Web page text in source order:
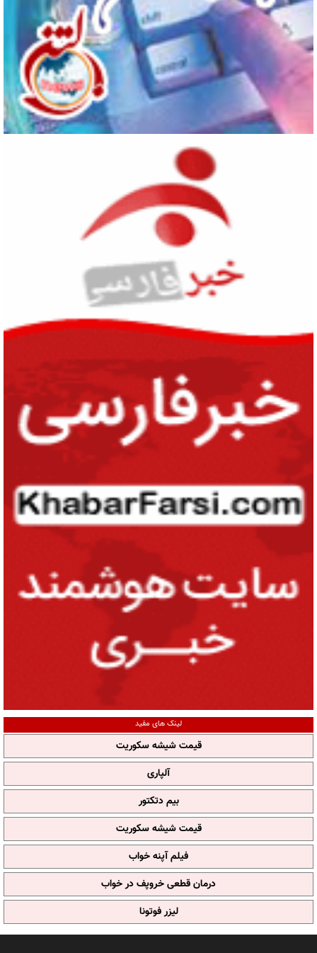
لینک های مفید
قیمت شیشه سکوریت
آلپاری
بیم دتکتور
قیمت شیشه سکوریت
فیلم آپنه خواب
درمان قطعی خروپف در خواب
لیزر فوتونا